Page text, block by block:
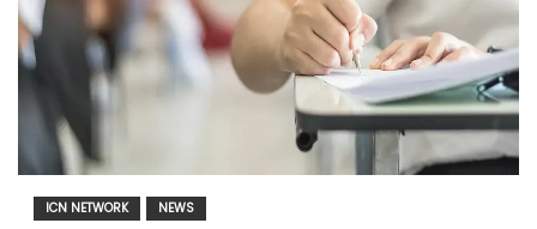
ICN NETWORK NEWS